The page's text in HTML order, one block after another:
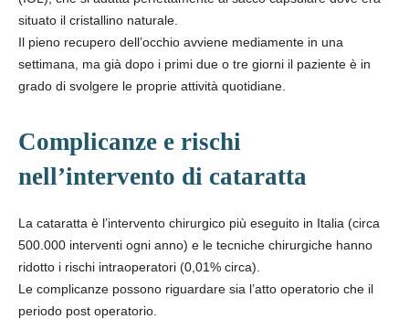
situato il cristallino naturale.
Il pieno recupero dell’occhio avviene mediamente in una
settimana, ma già dopo i primi due o tre giorni il paziente è in
grado di svolgere le proprie attività quotidiane.
Complicanze e rischi
nell’intervento di cataratta
La cataratta è l’intervento chirurgico più eseguito in Italia (circa
500.000 interventi ogni anno) e le tecniche chirurgiche hanno
ridotto i rischi intraoperatori (0,01% circa).
Le complicanze possono riguardare sia l’atto operatorio che il
periodo post operatorio.